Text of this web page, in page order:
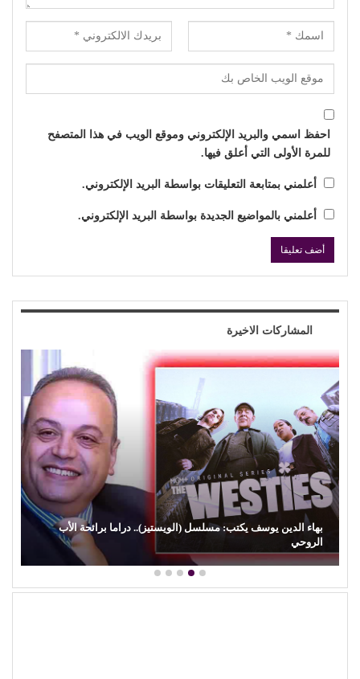
احفظ اسمي والبريد الإلكتروني وموقع الويب في هذا المتصفح
للمرة الأولى التي أعلق فيها.
أعلمني بمتابعة التعليقات بواسطة البريد الإلكتروني.
أعلمني بالمواضيع الجديدة بواسطة البريد الإلكتروني.
المشاركات الاخيرة
بهاء الدين يوسف يكتب: مسلسل (الويستيز).. دراما برائحة الأب
الروحي